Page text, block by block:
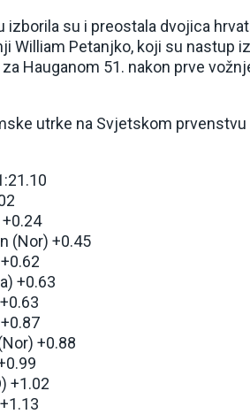
izborila su i preostala dvojica
William Petanjko, koji su nastup
Hauganom 51. nakon prve
utrke na Svjetskom
(Nor) +0.45
+0.63
+0.88
+1.02